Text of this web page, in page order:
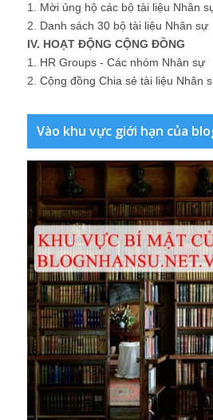
1. Mời ủng hộ các bộ tài liệu Nhân
2. Danh sách 30 bộ tài liệu Nhân sự
IV. HOẠT ĐỘNG CỘNG ĐỒNG
1. HR Groups - Các nhóm Nhân sự
2. Cộng đồng Chia sẻ tài liệu Nhân
Vào khu vực giới hạn của